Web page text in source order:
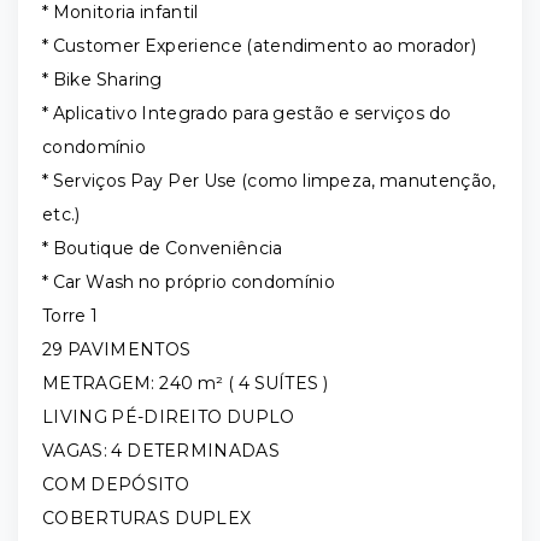
* Monitoria infantil
* Customer Experience (atendimento ao morador)
* Bike Sharing
* Aplicativo Integrado para gestão e serviços do
condomínio
* Serviços Pay Per Use (como limpeza, manutenção,
etc.)
* Boutique de Conveniência
* Car Wash no próprio condomínio
Torre 1
29 PAVIMENTOS
METRAGEM: 240 m² ( 4 SUÍTES )
LIVING PÉ-DIREITO DUPLO
VAGAS: 4 DETERMINADAS
COM DEPÓSITO
COBERTURAS DUPLEX